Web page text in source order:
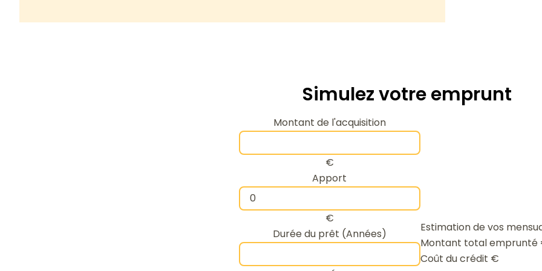
Simulez votre emprunt
Montant de l'acquisition
€
Apport
€
Durée du prêt (Années)
Estimation de vos
Montant total emprunté
Coût du crédit €